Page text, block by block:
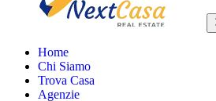
Home
Chi Siamo
Trova Casa
Agenzie